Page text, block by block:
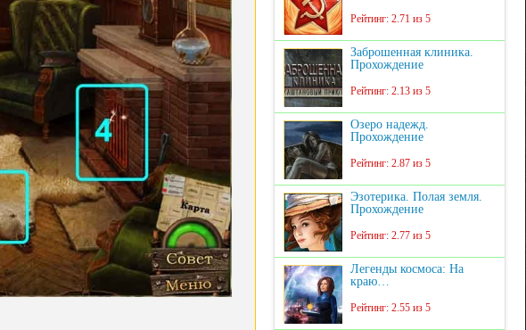
Рейтинг: 2.71 из 5
Заброшенная клиника.
Прохождение
Рейтинг: 2.13 из 5
Озеро надежд.
Прохождение
Рейтинг: 2.87 из 5
Эзотерика. Полая земля.
Прохождение
Рейтинг: 2.77 из 5
Легенды космоса: На
краю…
Рейтинг: 2.55 из 5